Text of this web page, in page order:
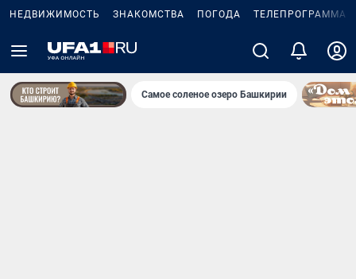
НЕДВИЖИМОСТЬ ЗНАКОМСТВА ПОГОДА ТЕЛЕПРОГРАММА
Самое соленое озеро Башкирии